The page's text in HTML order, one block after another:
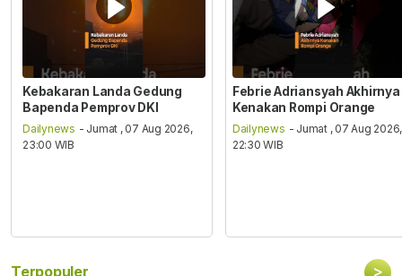
Kebakaran Landa Gedung
Bapenda Pemprov DKI
Dailynews - Jumat , 07 Aug 2026,
23:00 WIB
Febrie Adriansyah Akhirnya
Kenakan Rompi Orange
Dailynews - Jumat , 07 Aug 2026,
22:30 WIB
Terpopuler >